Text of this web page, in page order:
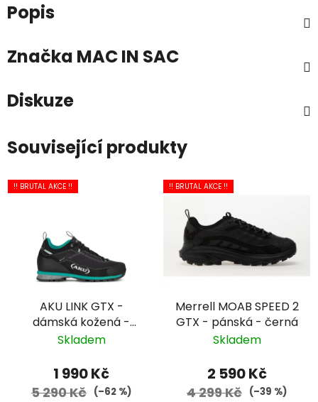
Popis
Značka MAC IN SAC
Diskuze
Související produkty
!! BRUTAL AKCE !!
AKU LINK GTX -
dámská kožená -
šedá/zelená
Skladem
1 990 Kč
5 290 Kč (–62 %)
!! BRUTAL AKCE !!
Merrell MOAB SPEED 2
GTX - pánská - černá
Skladem
2 590 Kč
4 299 Kč (–39 %)